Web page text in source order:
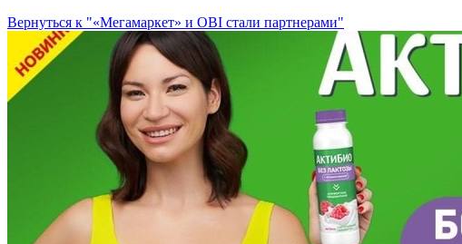
Вернуться к "«Мегамаркет» и OBI стали партнерами"